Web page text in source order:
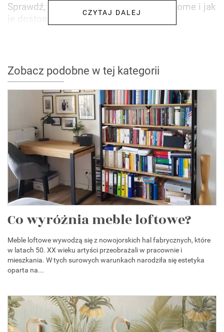
Sprawdź, co oferują technologie smart home i jak
je dostosować do swoich potrzeb!
CZYTAJ DALEJ
Zobacz podobne w tej kategorii
Co wyróżnia meble loftowe?
Meble loftowe wywodzą się z nowojorskich hal fabrycznych, które
w latach 50. XX wieku artyści przeobrażali w pracownie i
mieszkania. W tych surowych warunkach narodziła się estetyka
oparta na...